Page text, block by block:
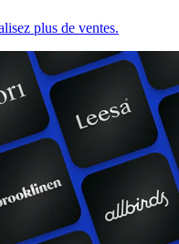
plus de ventes.